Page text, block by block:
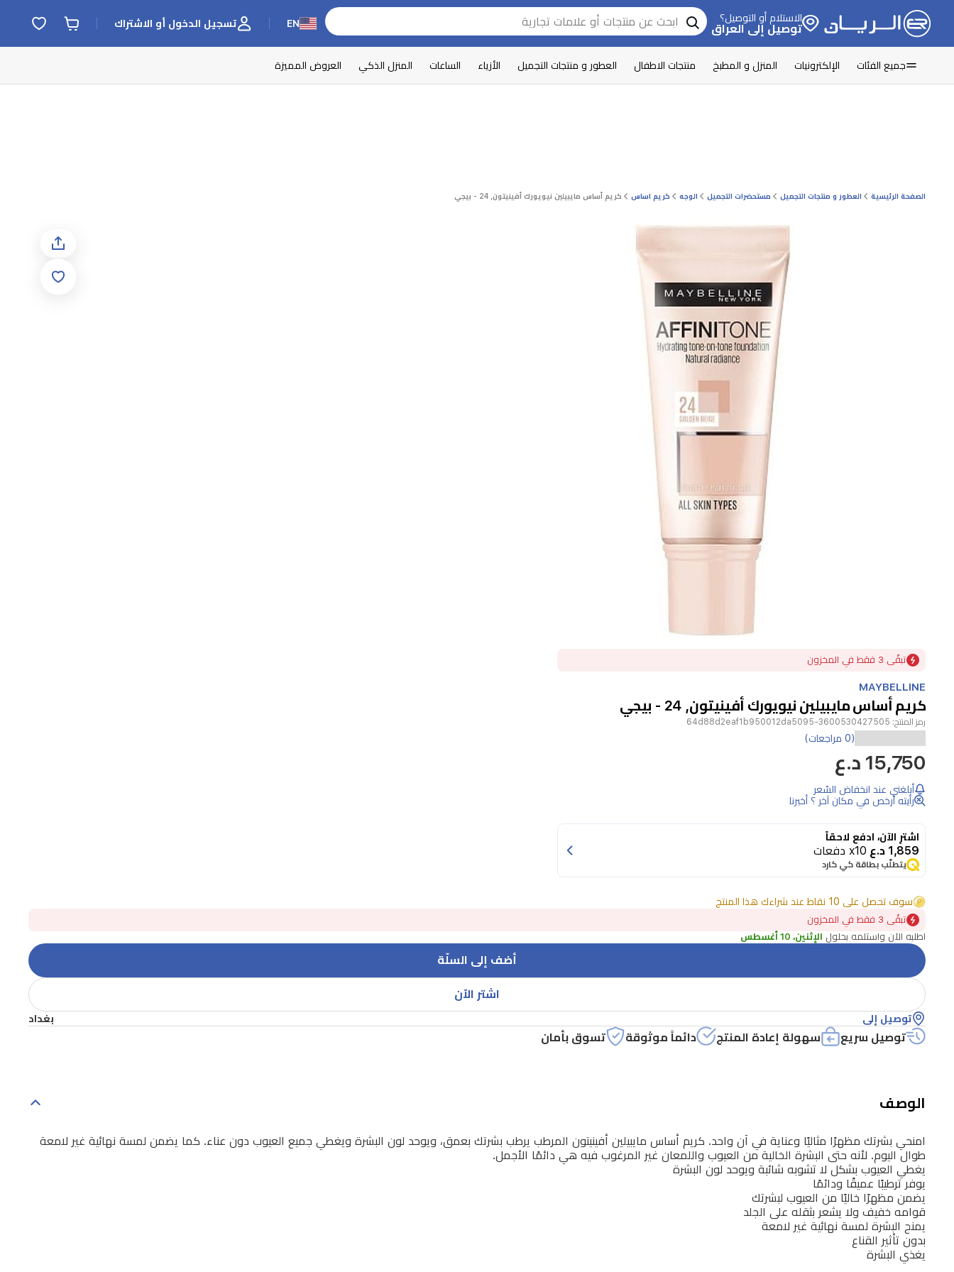
الاستلام أو التوصيل؟
توصيل إلى العراق EN تسجيل الدخول أو الاشتراك
جميع الفئات الإلكترونيات المنزل و المطبخ منتجات الاطفال العطور و منتجات التجميل الأزياء الساعات المنزل الذكي العروض المميزة
الصفحة الرئيسية العطور و منتجات التجميل مستحضرات التجميل الوجه كريم اساس كريم أساس مايبيلين نيويورك أفينيتون, 24 - بيجي
1
تبقًى 3 فقط في المخزون
MAYBELLINE
كريم أساس مايبيلين نيويورك أفينيتون, 24 - بيجي
رمز المنتج: 3600530427505-64d88d2eaf1b950012da5095
(0 مراجعات)
15,750 د.ع
أبلغني عند انخفاض السّعر
رأيته أرخص في مكان آخر ؟ أخبرنا
اشترِ الآن، ادفع لاحقاً
1,859 د.ع x10 دفعات
يتطلّب بطاقة كي كارد
سوف تحصل على 10 نقاط عند شراءك هذا المنتج
تبقًى 3 فقط في المخزون
اطلبه الآن واستلمه بحلول الإثنين، 10 أغسطس
أضف إلى السلّة
اشتر الآن
توصيل إلى بغداد
توصيل سريع سهولة إعادة المنتج دائماً موثوقة تسوق بأمان
الوصف
امنحي بشرتك مظهرًا مثاليًا وعناية في آن واحد. كريم أساس مايبيلين أفينيتون المرطب يرطب بشرتك بعمق، ويوحد لون البشرة ويغطي جميع العيوب دون عناء. كما يضمن لمسة نهائية غير لامعة
طوال اليوم. لأنه حتى البشرة الخالية من العيوب واللمعان غير المرغوب فيه هي دائمًا الأجمل.
يغطي العيوب بشكل لا تشوبه شائبة ويوحد لون البشرة
يوفر ترطيبًا عميقًا ودائمًا
يضمن مظهرًا خاليًا من العيوب لبشرتك
قوامه خفيف ولا يشعر بثقله على الجلد
يمنح البشرة لمسة نهائية غير لامعة
بدون تأثير القناع
يغذي البشرة